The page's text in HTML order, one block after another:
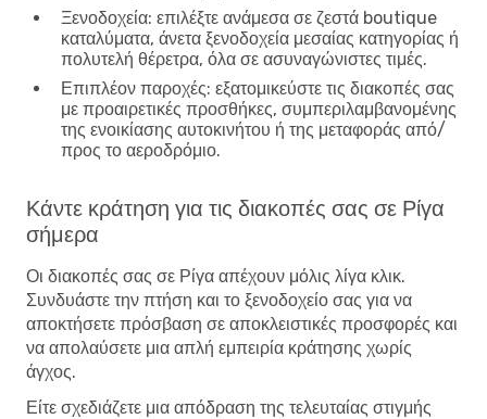
Ξενοδοχεία: επιλέξτε ανάμεσα σε ζεστά boutique
καταλύματα, άνετα ξενοδοχεία μεσαίας κατηγορίας ή
πολυτελή θέρετρα, όλα σε ασυναγώνιστες τιμές.
Επιπλέον παροχές: εξατομικεύστε τις διακοπές σας
με προαιρετικές προσθήκες, συμπεριλαμβανομένης
της ενοικίασης αυτοκινήτου ή της μεταφοράς από/
προς το αεροδρόμιο.
Κάντε κράτηση για τις διακοπές σας σε Ρίγα
σήμερα
Οι διακοπές σας σε Ρίγα απέχουν μόλις λίγα κλικ.
Συνδυάστε την πτήση και το ξενοδοχείο σας για να
αποκτήσετε πρόσβαση σε αποκλειστικές προσφορές και
να απολαύσετε μια απλή εμπειρία κράτησης χωρίς
άγχος.
Είτε σχεδιάζετε μια απόδραση της τελευταίας στιγμής